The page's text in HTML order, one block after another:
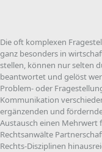
Die oft komplexen
ganz besonders in
stellen, können nur selten
beantwortet und gelöst
Problem- oder
Kommunikation
ergänzenden und
Austausch einen Mehrwert
Rechtsanwälte
Rechts-Disziplinen